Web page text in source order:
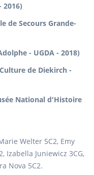
2016)
de Secours Grande-
- UGDA - 2018)
de Diekirch -
National d'Histoire
Welter 5C2, Emy
Izabella Juniewicz 3CG,
Nova 5C2.